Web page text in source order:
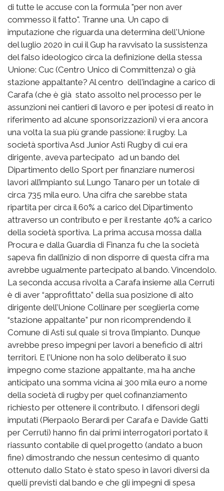
di tutte le accuse con la formula "per non aver
commesso il fatto". Tranne una. Un capo di
imputazione che riguarda una determina dell'Unione
del luglio 2020 in cui il Gup ha ravvisato la sussistenza
del falso ideologico circa la definizione della stessa
Unione: Cuc (Centro Unico di Committenza) o già
stazione appaltante? Al centro dell'indagine a carico di
Carafa (che è già stato assolto nel processo per le
assunzioni nei cantieri di lavoro e per ipotesi di reato in
riferimento ad alcune sponsorizzazioni) vi era ancora
una volta la sua più grande passione: il rugby. La
società sportiva Asd Junior Asti Rugby di cui era
dirigente, aveva partecipato ad un bando del
Dipartimento dello Sport per finanziare numerosi
lavori all’impianto sul Lungo Tanaro per un totale di
circa 735 mila euro. Una cifra che sarebbe stata
ripartita per circa il 60% a carico del Dipartimento
attraverso un contributo e per il restante 40% a carico
della società sportiva. La prima accusa mossa dalla
Procura e dalla Guardia di Finanza fu che la società
sapeva fin dall’inizio di non disporre di questa cifra ma
avrebbe ugualmente partecipato al bando. Vincendolo.
La seconda accusa rivolta a Carafa insieme alla Cerruti
è di aver “approfittato” della sua posizione di alto
dirigente dell’Unione Collinare per sceglierla come
“stazione appaltante” pur non ricomprendendo il
Comune di Asti sul quale si trova l’impianto. Dunque
avrebbe preso impegni per lavori a beneficio di altri
territori. E l’Unione non ha solo deliberato il suo
impegno come stazione appaltante, ma ha anche
anticipato una somma vicina ai 300 mila euro a nome
della società di rugby per quel cofinanziamento
richiesto per ottenere il contributo. I difensori degli
imputati (Pierpaolo Berardi per Carafa e Davide Gatti
per Cerruti) hanno fin dai primi interrogatori portato il
riassunto contabile di quel progetto (andato a buon
fine) dimostrando che nessun centesimo di quanto
ottenuto dallo Stato è stato speso in lavori diversi da
quelli previsti dal bando e che gli impegni di spesa